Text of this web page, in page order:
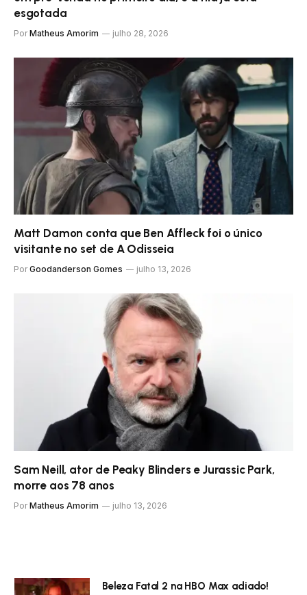
esgotada
Por Matheus Amorim julho 28, 2026
Matt Damon conta que Ben Affleck foi o único
visitante no set de A Odisseia
Por Goodanderson Gomes julho 13, 2026
Sam Neill, ator de Peaky Blinders e Jurassic Park,
morre aos 78 anos
Por Matheus Amorim julho 13, 2026
Beleza Fatal 2 na HBO Max adiado!